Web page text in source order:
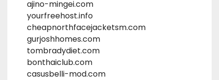
ajino-mingei.com
yourfreehost.info
cheapnorthfacejacketsm.com
gurjoshhomes.com
tombradydiet.com
bonthaiclub.com
casusbelli-mod.com